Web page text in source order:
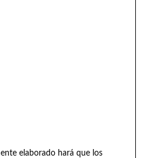
elaborado hará que los